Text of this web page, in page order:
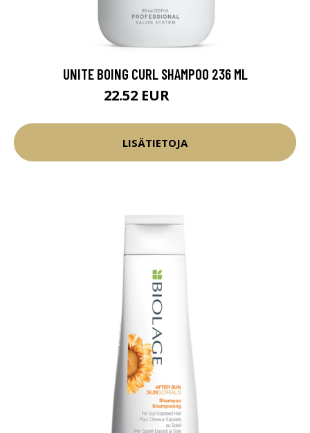
UNITE BOING CURL SHAMPOO 236 ML
22.52 EUR
LISÄTIETOJA